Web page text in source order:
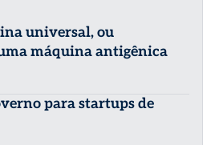
universal, ou
máquina antigênica
para startups de